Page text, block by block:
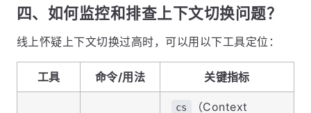
四、如何监控和排查上下文切换问题？
线上怀疑上下文切换过高时，可以用以下工具定位：
工具 命令/用法 关键指标
cs
（Context